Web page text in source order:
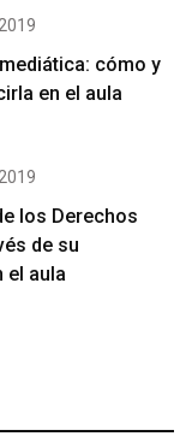
cómo y
en el aula
los Derechos
de su
el aula